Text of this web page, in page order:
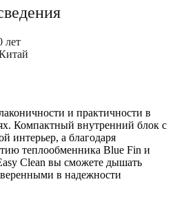
лет
и практичности в
Компактный внутренний блок с
интерьер, а благодаря
теплообменника Blue Fin и
Clean вы сможете дышать
в надежности